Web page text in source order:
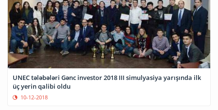
UNEC tələbələri Gənc investor 2018 III simulyasiya yarışında ilk
üç yerin qalibi oldu
10-12-2018